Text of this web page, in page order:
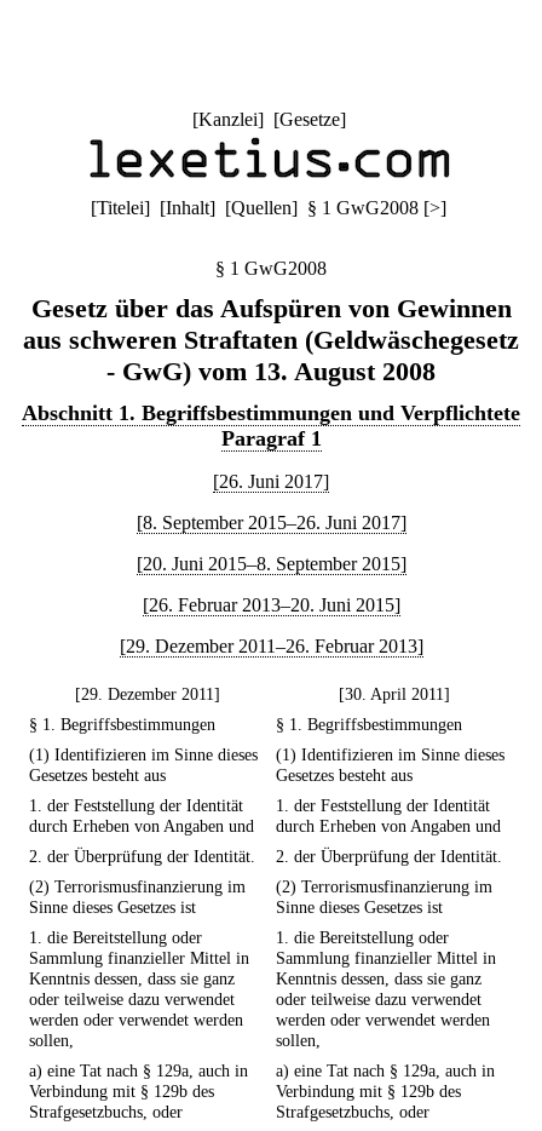
[Kanzlei] [Gesetze]
[Titelei] [Inhalt] [Quellen] § 1 GwG2008 [>]
§ 1 GwG2008
Gesetz über das Aufspüren von Gewinnen
aus schweren Straftaten (Geldwäschegesetz
- GwG) vom 13. August 2008
Abschnitt 1. Begriffsbestimmungen und Verpflichtete
Paragraf 1
[26. Juni 2017]
[8. September 2015–26. Juni 2017]
[20. Juni 2015–8. September 2015]
[26. Februar 2013–20. Juni 2015]
[29. Dezember 2011–26. Februar 2013]
[29. Dezember 2011]
[30. April 2011]
§ 1. Begriffsbestimmungen
§ 1. Begriffsbestimmungen
(1) Identifizieren im Sinne dieses
Gesetzes besteht aus
(1) Identifizieren im Sinne dieses
Gesetzes besteht aus
1. der Feststellung der Identität
durch Erheben von Angaben und
1. der Feststellung der Identität
durch Erheben von Angaben und
2. der Überprüfung der Identität.
2. der Überprüfung der Identität.
(2) Terrorismusfinanzierung im
Sinne dieses Gesetzes ist
(2) Terrorismusfinanzierung im
Sinne dieses Gesetzes ist
1. die Bereitstellung oder
Sammlung finanzieller Mittel in
Kenntnis dessen, dass sie ganz
oder teilweise dazu verwendet
werden oder verwendet werden
sollen,
1. die Bereitstellung oder
Sammlung finanzieller Mittel in
Kenntnis dessen, dass sie ganz
oder teilweise dazu verwendet
werden oder verwendet werden
sollen,
a) eine Tat nach § 129a, auch in
Verbindung mit § 129b des
Strafgesetzbuchs, oder
a) eine Tat nach § 129a, auch in
Verbindung mit § 129b des
Strafgesetzbuchs, oder